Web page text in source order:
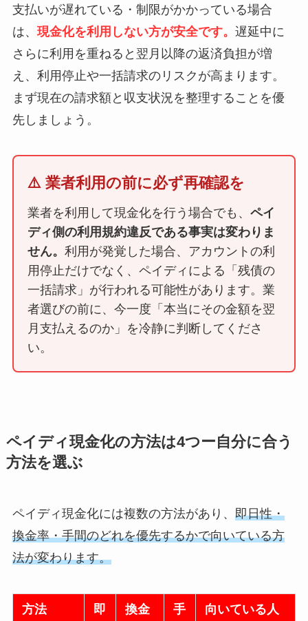
支払いが遅れている・制限がかかっている場合
は、 現金化を利用しない方が安全です。 遅延中に
さらに利用を重ねると翌月以降の返済負担が増
え、利用停止や一括請求のリスクが高まります。
まず現在の請求額と収支状況を整理することを優
先しましょう。
⚠️ 業者利用の前に必ず再確認を
業者を利用して現金化を行う場合でも、 ペイ
ディ側の利用規約違反である事実は変わりま
せん。 利用が発覚した場合、アカウントの利
用停止だけでなく、ペイディによる「残債の
一括請求」が行われる可能性があります。業
者選びの前に、今一度「本当にその金額を翌
月支払えるのか」を冷静に判断してくださ
い。
ペイディ現金化の方法は4つー自分に合う
方法を選ぶ
ペイディ現金化には複数の方法があり、 即日性・
換金率・手間のどれを優先するかで向いている方
法が変わります。
方法
即
換金
手
向いている人